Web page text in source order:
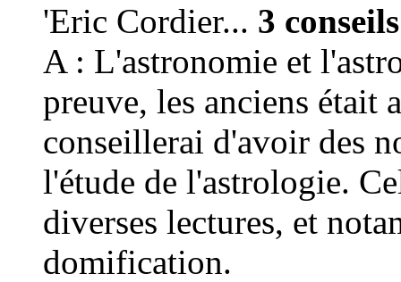
'Eric Cordier... 3
A : L'astronomie et
preuve, les anciens était
conseillerai d'avoir des
l'étude de l'astrologie.
diverses lectures, et
domification.